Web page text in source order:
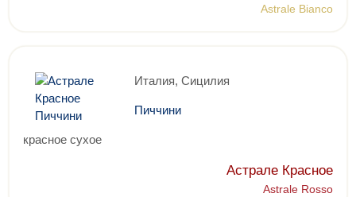
Astrale Bianco
Италия, Сицилия
Пиччини
красное сухое
Астрале Красное
Astrale Rosso